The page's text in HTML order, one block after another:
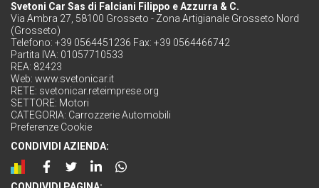
Svetoni Car Sas di Falciani Filippo e Azzurra & C.
Via Ambra 27, 58100 Grosseto - Zona Artigianale Grosseto Nord
(Grosseto)
Telefono: +39 0564451236 Fax: +39 0564466742
Partita IVA: 01057710533
REA: 82423
Web: www.svetonicar.it
RETE: svetonicar.reteimprese.org
SETTORE: Motori
CATEGORIA: Carrozzerie Automobili
Preferenze Cookie
CONDIVIDI AZIENDA: